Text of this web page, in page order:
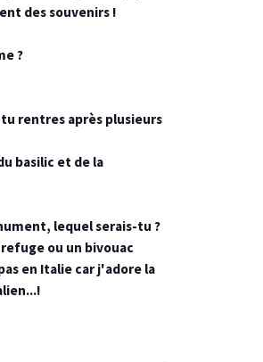
des souvenirs !
?
rentres après plusieurs
basilic et de la
lequel serais-tu ?
ou un bivouac
en Italie car j'adore la